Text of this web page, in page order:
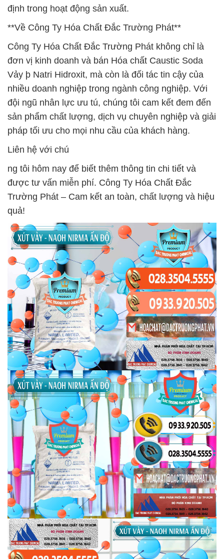
định trong hoạt động sản xuất.
**Về Công Ty Hóa Chất Đắc Trường Phát**
Công Ty Hóa Chất Đắc Trường Phát không chỉ là
đơn vị kinh doanh và bán Hóa chất Caustic Soda
Vảy þ Natri Hidroxit, mà còn là đối tác tin cậy của
nhiều doanh nghiệp trong ngành công nghiệp. Với
đội ngũ nhân lực ưu tú, chúng tôi cam kết đem đến
sản phẩm chất lượng, dịch vụ chuyên nghiệp và giải
pháp tối ưu cho mọi nhu cầu của khách hàng.
Liên hệ với chú
ng tôi hôm nay để biết thêm thông tin chi tiết và
được tư vấn miễn phí. Công Ty Hóa Chất Đắc
Trường Phát – Cam kết an toàn, chất lượng và hiệu
quả!